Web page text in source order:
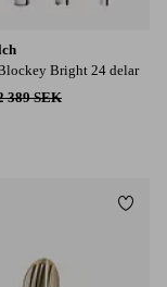
Bright 24 delar
389 SEK